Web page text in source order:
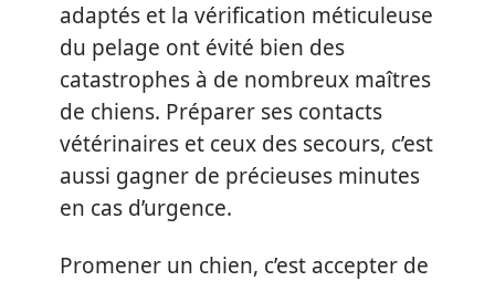
adaptés et la vérification méticuleuse
du pelage ont évité bien des
catastrophes à de nombreux maîtres
de chiens. Préparer ses contacts
vétérinaires et ceux des secours, c’est
aussi gagner de précieuses minutes
en cas d’urgence.
Promener un chien, c’est accepter de